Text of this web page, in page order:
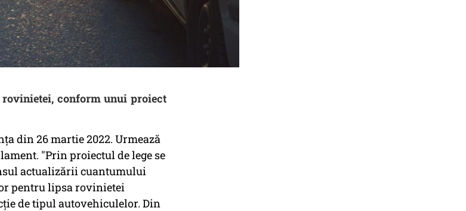
rovinietei, conform unui proiect
din 26 martie 2022. Urmează
"Prin proiectul de lege se
actualizării cuantumului
pentru lipsa rovinietei
de tipul autovehiculelor. Din